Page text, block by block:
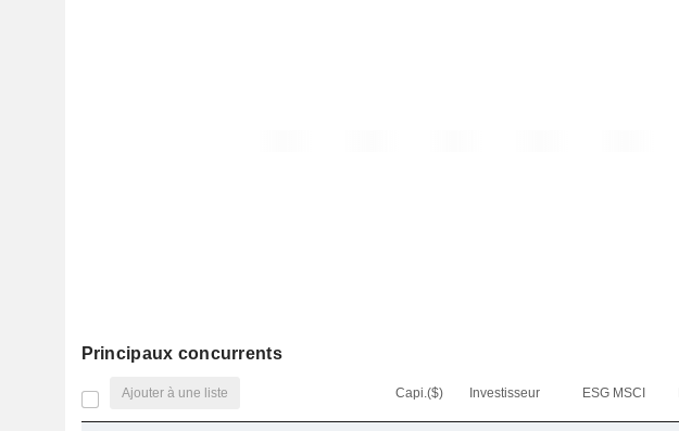
Principaux concurrents
Ajouter à une liste Capi.($) Investisseur ESG MSCI